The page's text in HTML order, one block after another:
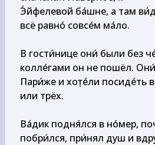
Э́йфелевой ба́шне, а там
всё равно́ совсе́м ма́ло.
В гости́нице они́ были без
колле́гами он не пошёл.
Пари́же и хот̣е́ли посиде́ть
или трёх.
Ва́дик подня́лся в но́мер,
побри́лся, при́нял душ и